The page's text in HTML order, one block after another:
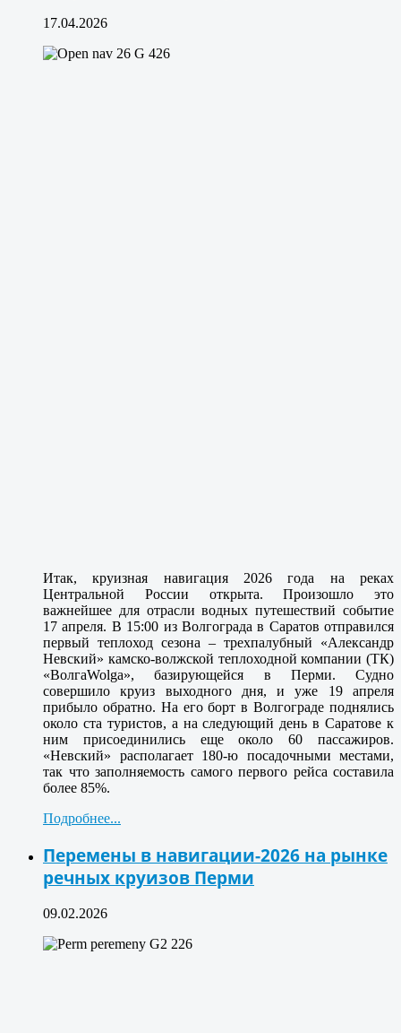
17.04.2026
Итак, круизная навигация 2026 года на реках
Центральной России открыта. Произошло это
важнейшее для отрасли водных путешествий событие
17 апреля. В 15:00 из Волгограда в Саратов отправился
первый теплоход сезона – трехпалубный «Александр
Невский» камско-волжской теплоходной компании (ТК)
«ВолгаWolga», базирующейся в Перми. Судно
совершило круиз выходного дня, и уже 19 апреля
прибыло обратно. На его борт в Волгограде поднялись
около ста туристов, а на следующий день в Саратове к
ним присоединились еще около 60 пассажиров.
«Невский» располагает 180-ю посадочными местами,
так что заполняемость самого первого рейса составила
более 85%.
Подробнее...
Перемены в навигации-2026 на рынке
речных круизов Перми
09.02.2026